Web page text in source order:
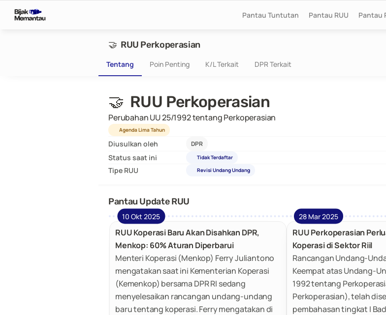
🤝  RUU Perkoperasian
Tentang Poin Penting K/L Terkait DPR Terkait
🤝  RUU Perkoperasian
Perubahan UU 25/1992 tentang Perkoperasian
Agenda Lima Tahun
Diusulkan oleh DPR
Status saat ini Tidak Terdaftar
Tipe RUU Revisi Undang Undang
Pantau Update RUU
10 Okt 2025
RUU Koperasi Baru Akan Disahkan DPR,
Menkop: 60% Aturan Diperbarui
Menteri Koperasi (Menkop) Ferry Juliantono
mengatakan saat ini Kementerian Koperasi
(Kemenkop) bersama DPR RI sedang
menyelesaikan rancangan undang-undang
baru tentang koperasi. Ferry mengatakan di
28 Mar 2025
RUU Perkoperasian
Koperasi di Sektor Riil
Rancangan Undang-
Keempat atas Undang-
1992 tentang
Perkoperasian), telah
pembahasan tingkat I
Pantau Tuntutan Pantau RUU Pantau